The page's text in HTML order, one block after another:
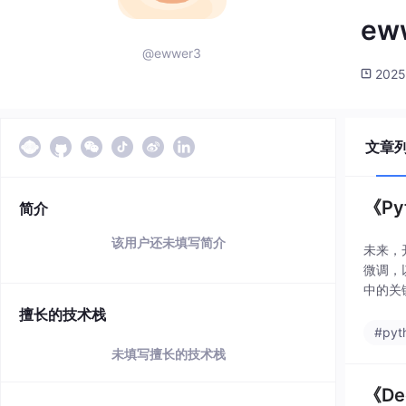
@ewwer3
简介
该用户还未填写简介
擅长的技术栈
未填写擅长的技术栈
文章
《
未来，
微调，
中的关
《